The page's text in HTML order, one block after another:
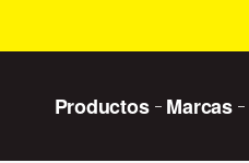
Productos Marcas